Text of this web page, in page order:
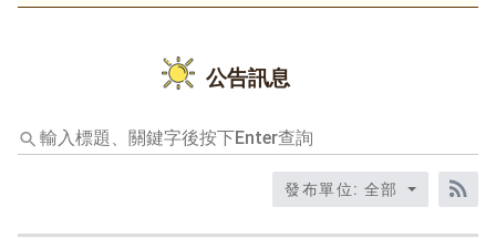
公告訊息
輸
入
發布單位: 全部